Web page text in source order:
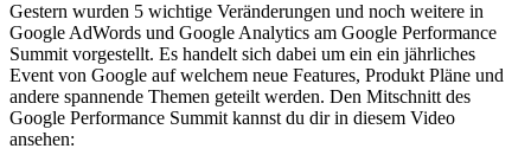
Gestern wurden 5 wichtige Veränderungen und noch weitere in
Google AdWords und Google Analytics am Google Performance
Summit vorgestellt. Es handelt sich dabei um ein ein jährliches
Event von Google auf welchem neue Features, Produkt Pläne und
andere spannende Themen geteilt werden. Den Mitschnitt des
Google Performance Summit kannst du dir in diesem Video
ansehen: